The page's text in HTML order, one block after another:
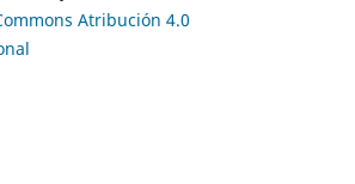
Atribución 4.0